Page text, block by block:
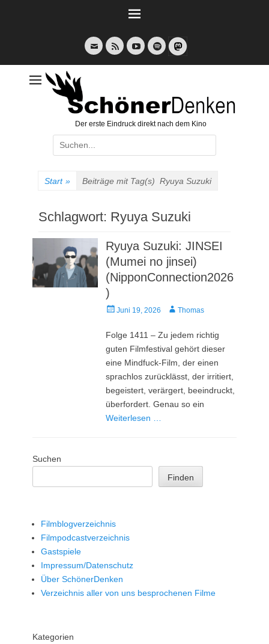
E-
Mail
Feed YouTubeSpotify
Der erste Eindruck direkt nach dem Kino
Suche
nach:
Start » Beiträge mit Tag(s) Ryuya Suzuki
Schlagwort: Ryuya Suzuki
Ryuya Suzuki: JINSEI
(Mumei no jinsei)
(NipponConnection2026
)
Veröffentlicht
Juni 19, 2026 AutorThomas
Folge 1411 – Zu jedem richtig
guten Filmfestival gehört dieser
eine Mindfuck-Film, der einen
sprachlos zurücklässt, der irritiert,
begeistert, verärgert, beeindruckt,
überfordert. Genau so ein
Weiterlesen …
Suchen
Finden
Filmblogverzeichnis
Filmpodcastverzeichnis
Gastspiele
Impressum/Datenschutz
Über SchönerDenken
Verzeichnis aller von uns besprochenen Filme
Kategorien